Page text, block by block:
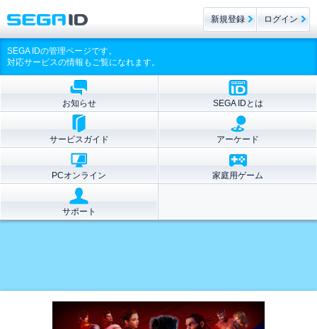
SEGA IDの管理ページです。
対応サービスの情報もご覧になれます。
お知らせ SEGA IDとは
サービスガイド アーケード
PCオンライン 家庭用ゲーム
サポート
新規登録 ログイン